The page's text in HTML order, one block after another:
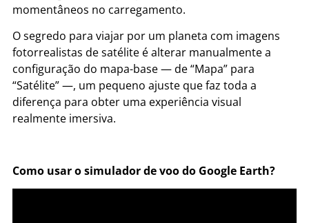
momentâneos no carregamento.
O segredo para viajar por um planeta com imagens
fotorrealistas de satélite é alterar manualmente a
configuração do mapa-base — de “Mapa” para
“Satélite” —, um pequeno ajuste que faz toda a
diferença para obter uma experiência visual
realmente imersiva.
Como usar o simulador de voo do Google Earth?